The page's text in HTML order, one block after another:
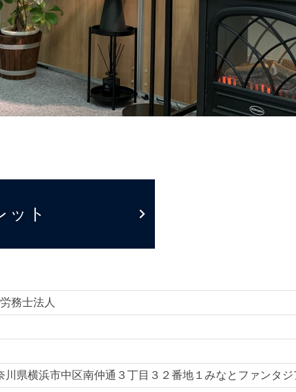
ット
務士法人
川県横浜市中区南仲通３丁目３２番地１みなとファンタ